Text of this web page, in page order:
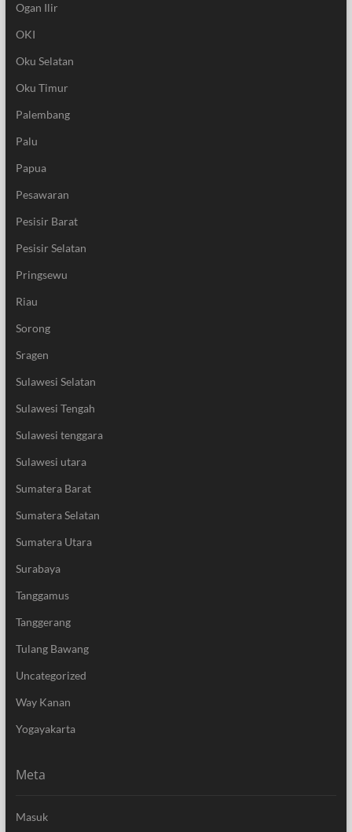
Ogan Ilir
OKI
Oku Selatan
Oku Timur
Palembang
Palu
Papua
Pesawaran
Pesisir Barat
Pesisir Selatan
Pringsewu
Riau
Sorong
Sragen
Sulawesi Selatan
Sulawesi Tengah
Sulawesi tenggara
Sulawesi utara
Sumatera Barat
Sumatera Selatan
Sumatera Utara
Surabaya
Tanggamus
Tanggerang
Tulang Bawang
Uncategorized
Way Kanan
Yogayakarta
Meta
Masuk